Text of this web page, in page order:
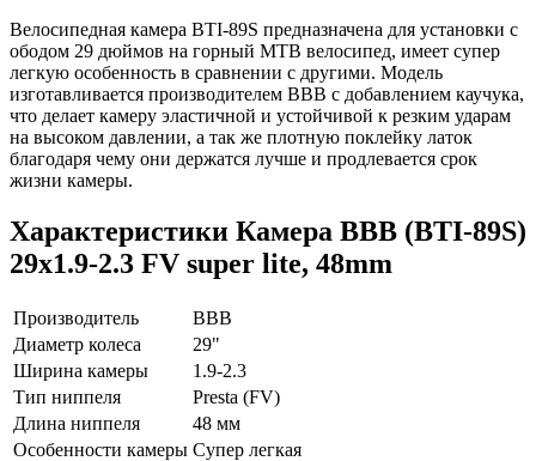
Велосипедная камера BTI-89S предназначена для установки с
ободом 29 дюймов на горный MTB велосипед, имеет супер
легкую особенность в сравнении с другими. Модель
изготавливается производителем BBB с добавлением каучука,
что делает камеру эластичной и устойчивой к резким ударам
на высоком давлении, а так же плотную поклейку латок
благодаря чему они держатся лучше и продлевается срок
жизни камеры.
Характеристики Камера ВВВ (BTI-89S)
29x1.9-2.3 FV super lite, 48mm
Производитель
BBB
Диаметр колеса
29"
Ширина камеры
1.9-2.3
Тип ниппеля
Presta (FV)
Длина ниппеля
48 мм
Особенности камеры Супер легкая